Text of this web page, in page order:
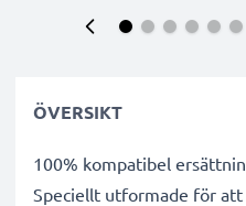
ÖVERSIKT
100% kompatibel
Speciellt utformade för att